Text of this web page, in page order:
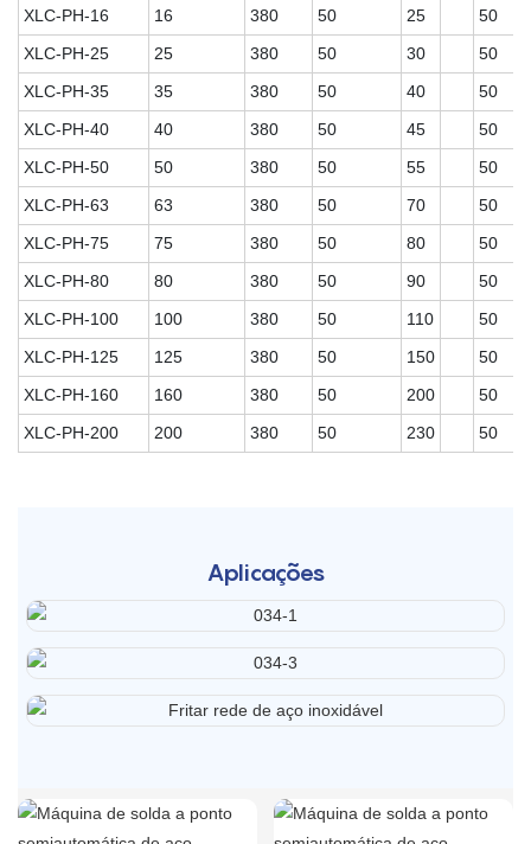
XLC-PH-16
16 380 50 25
50
XLC-PH-25
25 380 50 30
50
XLC-PH-35
35 380 50 40
50
XLC-PH-40
40 380 50 45
50
XLC-PH-50
50 380 50 55
50
XLC-PH-63
63 380 50 70
50
XLC-PH-75
75 380 50 80
50
XLC-PH-80
80 380 50 90
50
XLC-PH-100
100 380 50 110
50
XLC-PH-125
125 380 50 150
50
XLC-PH-160
160 380 50 200
50
XLC-PH-200
200 380 50 230 50
Aplicações